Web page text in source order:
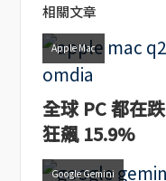
相關文章
Apple Mac
全球 PC 都在
狂飆 15.9%
Google Gemini